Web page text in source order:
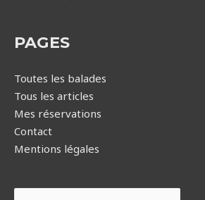
PAGES
Toutes les balades
Tous les articles
Mes réservations
Contact
Mentions légales